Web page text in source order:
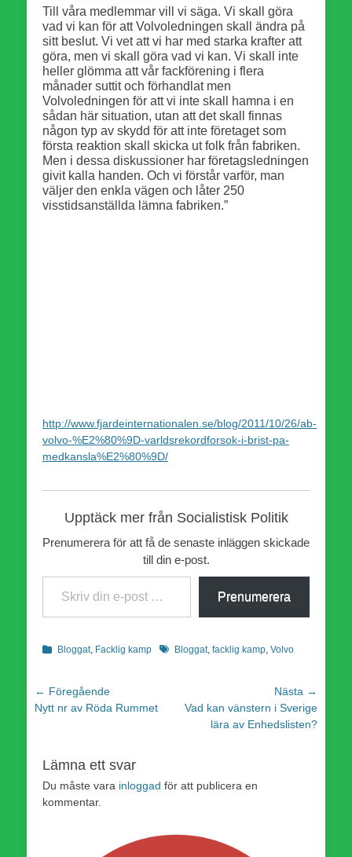
Till våra medlemmar vill vi säga. Vi skall göra
vad vi kan för att Volvoledningen skall ändra på
sitt beslut. Vi vet att vi har med starka krafter att
göra, men vi skall göra vad vi kan. Vi skall inte
heller glömma att vår fackförening i flera
månader suttit och förhandlat men
Volvoledningen för att vi inte skall hamna i en
sådan här situation, utan att det skall finnas
någon typ av skydd för att inte företaget som
första reaktion skall skicka ut folk från fabriken.
Men i dessa diskussioner har företagsledningen
givit kalla handen. Och vi förstår varför, man
väljer den enkla vägen och låter 250
visstidsanställda lämna fabriken.”
http://www.fjardeinternationalen.se/blog/2011/10/26/ab-
volvo-%E2%80%9D-varldsrekordforsok-i-brist-pa-
medkansla%E2%80%9D/
Upptäck mer från Socialistisk Politik
Prenumerera för att få de senaste inläggen skickade
till din e-post.
Skriv din e-post …
Prenumerera
Kategorier
Bloggat, Facklig kamp Etiketter
Bloggat, facklig kamp Volvo
Inläggsnavigering
← Föregående
Föregående
Nytt nr av Röda Rummet
Nästa →
Nästa
Vad kan vänstern i Sverige
lära av Enhedslisten?
Lämna ett svar
Du måste vara inloggad för att publicera en
kommentar.